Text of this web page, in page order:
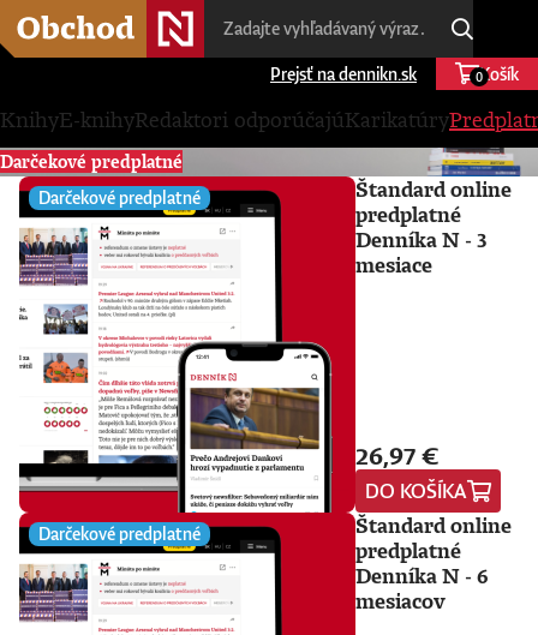
Prejsť na dennikn.sk Košík
0
KnihyE-knihyRedaktori odporúčajúKarikatúry
Darčekové predplatné
Darčekové predplatné
Štandard online
predplatné
Denníka N - 3
mesiace
26,97 €
DO KOŠÍKA
Darčekové predplatné
Štandard online
predplatné
Denníka N - 6
mesiacov